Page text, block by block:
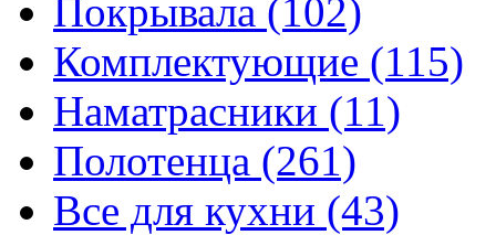
Покрывала (102)
Комплектующие (115)
Наматрасники (11)
Полотенца (261)
Все для кухни (43)